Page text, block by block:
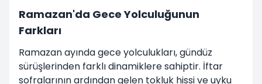
Ramazan'da Gece Yolculuğunun
Farkları
Ramazan ayında gece yolculukları, gündüz
sürüşlerinden farklı dinamiklere sahiptir. İftar
sofralarının ardından gelen tokluk hissi ve uyku